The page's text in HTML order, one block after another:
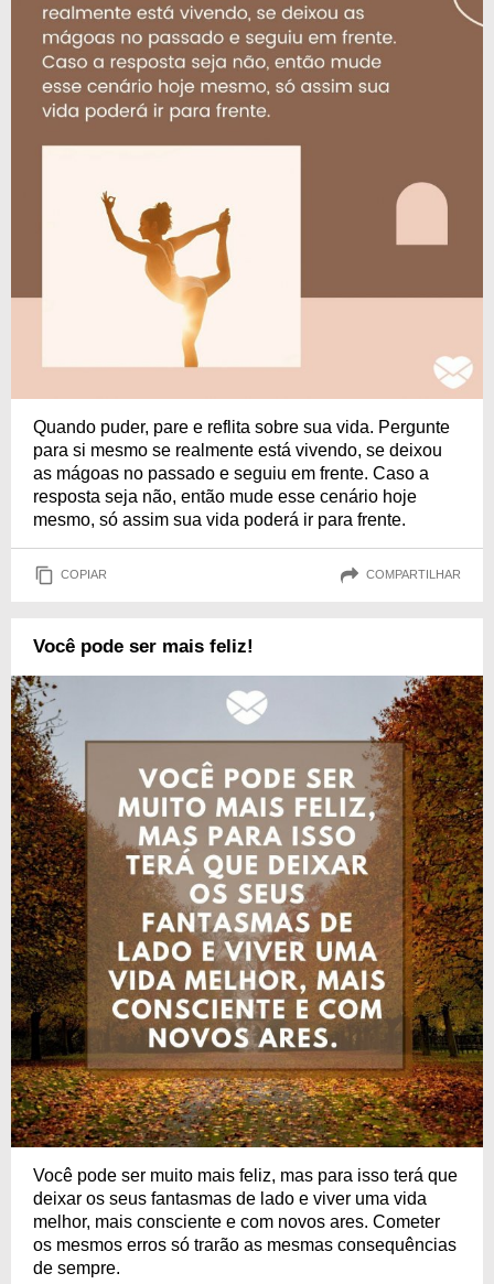
Quando puder, pare e reflita sobre sua vida. Pergunte
para si mesmo se realmente está vivendo, se deixou
as mágoas no passado e seguiu em frente. Caso a
resposta seja não, então mude esse cenário hoje
mesmo, só assim sua vida poderá ir para frente.
COPIAR COMPARTILHAR
Você pode ser mais feliz!
Você pode ser muito mais feliz, mas para isso terá que
deixar os seus fantasmas de lado e viver uma vida
melhor, mais consciente e com novos ares. Cometer
os mesmos erros só trarão as mesmas consequências
de sempre.